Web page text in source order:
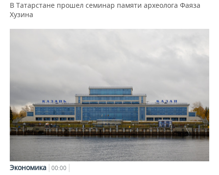
В Татарстане прошел семинар памяти археолога Фаяза
Хузина
Экономика 00:00